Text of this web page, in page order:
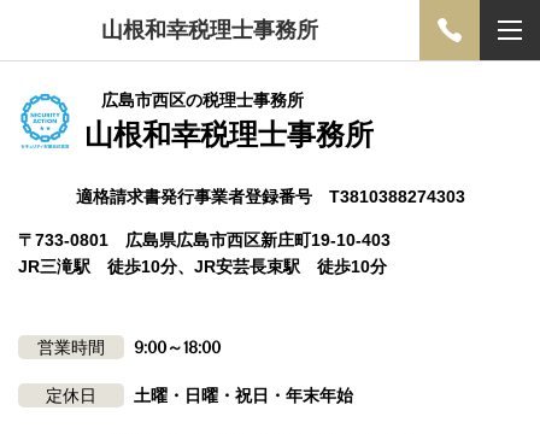
山根和幸税理士事務所
広島市西区の税理士事務所
山根和幸税理士事務所
適格請求書発行事業者登録番号 T3810388274303
〒733-0801 広島県広島市西区新庄町19-10-403
JR三滝駅 徒歩10分、JR安芸長束駅 徒歩10分
営業時間 9:00～18:00
定休日 土曜・日曜・祝日・年末年始